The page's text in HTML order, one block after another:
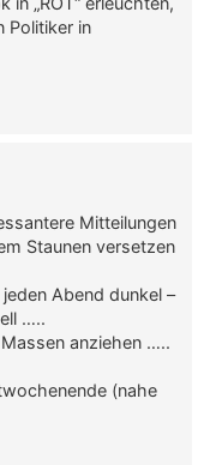
Politiker in
Mitteilungen
Staunen versetzen
Abend dunkel –
…..
anziehen …..
(nahe